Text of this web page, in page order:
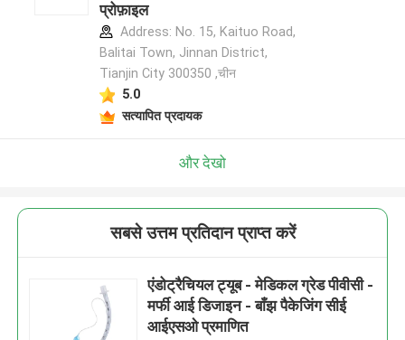
प्रोफ़ाइल
Address: No. 15, Kaituo Road,
Balitai Town, Jinnan District,
Tianjin City 300350 ,चीन
5.0
सत्यापित प्रदायक
और देखो
सबसे उत्तम प्रतिदान प्राप्त करें
एंडोट्रैचियल ट्यूब - मेडिकल ग्रेड पीवीसी -
मर्फी आई डिजाइन - बाँझ पैकेजिंग सीई
आईएसओ प्रमाणित